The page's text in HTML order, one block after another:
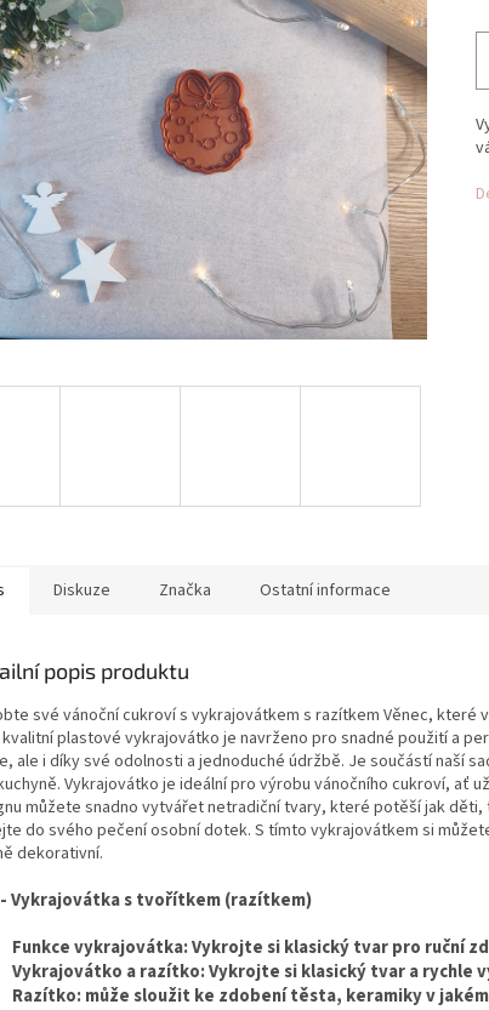
Diskuze Značka Ostatní informace
popis produktu
své vánoční cukroví s vykrajovátkem s razítkem Věnec, které
plastové vykrajovátko je navrženo pro snadné použití a
ale i díky své odolnosti a jednoduché údržbě. Je součástí naší
Vykrajovátko je ideální pro výrobu vánočního cukroví, ať
můžete snadno vytvářet netradiční tvary, které potěší jak
do svého pečení osobní dotek. S tímto vykrajovátkem si
dekorativní.
- Vykrajovátka s tvořítkem (razítkem)
Funkce vykrajovátka: Vykrojte si klasický tvar pro ruční
Vykrajovátko a razítko: Vykrojte si klasický tvar a rychle
Razítko: může sloužit ke zdobení těsta, keramiky v